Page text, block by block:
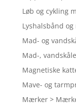
Løb og cykling
Lyshalsbånd
Mad- og
Mad-,
Magnetiske
Mave- og
Mærker >